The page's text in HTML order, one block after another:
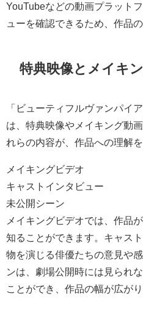
YouTubeなどの動画プラット
ューを確認できるため、作品
特典映像とメイキ
「ビューティフルヴァンパイ
は、特典映像やメイキング動
れらの内容が、作品への理解を
メイキングビデオ
キャストインタビュー
未公開シーン
メイキングビデオでは、作品
知ることができます。キャス
物を演じる俳優たちの意見や
ンは、劇場公開時には見られ
ことができ、作品の幅が広がり